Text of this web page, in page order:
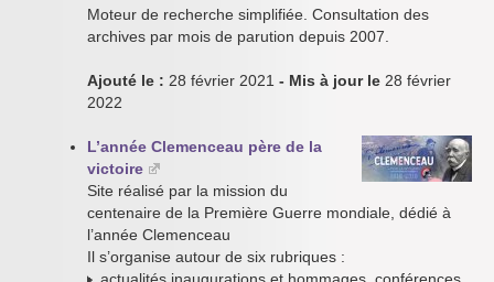
Moteur de recherche simplifiée. Consultation des
archives par mois de parution depuis 2007.
Ajouté le : 28 février 2021 - Mis à jour le 28 février
2022
L’année Clemenceau père de la
victoire
Site réalisé par la mission du
centenaire de la Première Guerre mondiale, dédié à
l’année Clemenceau
Il s’organise autour de six rubriques :